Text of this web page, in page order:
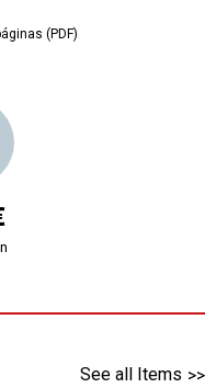
(PDF)
See all Items